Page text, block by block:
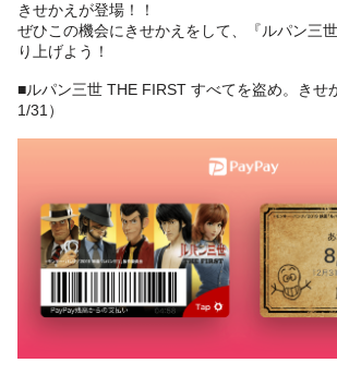
きせかえが登場！！
ぜひこの機会にきせかえをして、『ルパン三
り上げよう！
■ルパン三世 THE FIRST すべてを盗め。きせ
1/31）